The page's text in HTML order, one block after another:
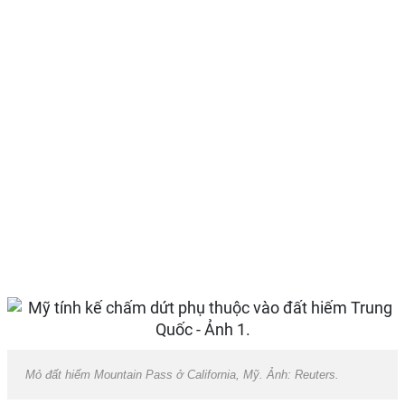
Mỏ đất hiếm Mountain Pass ở California, Mỹ. Ảnh: Reuters.